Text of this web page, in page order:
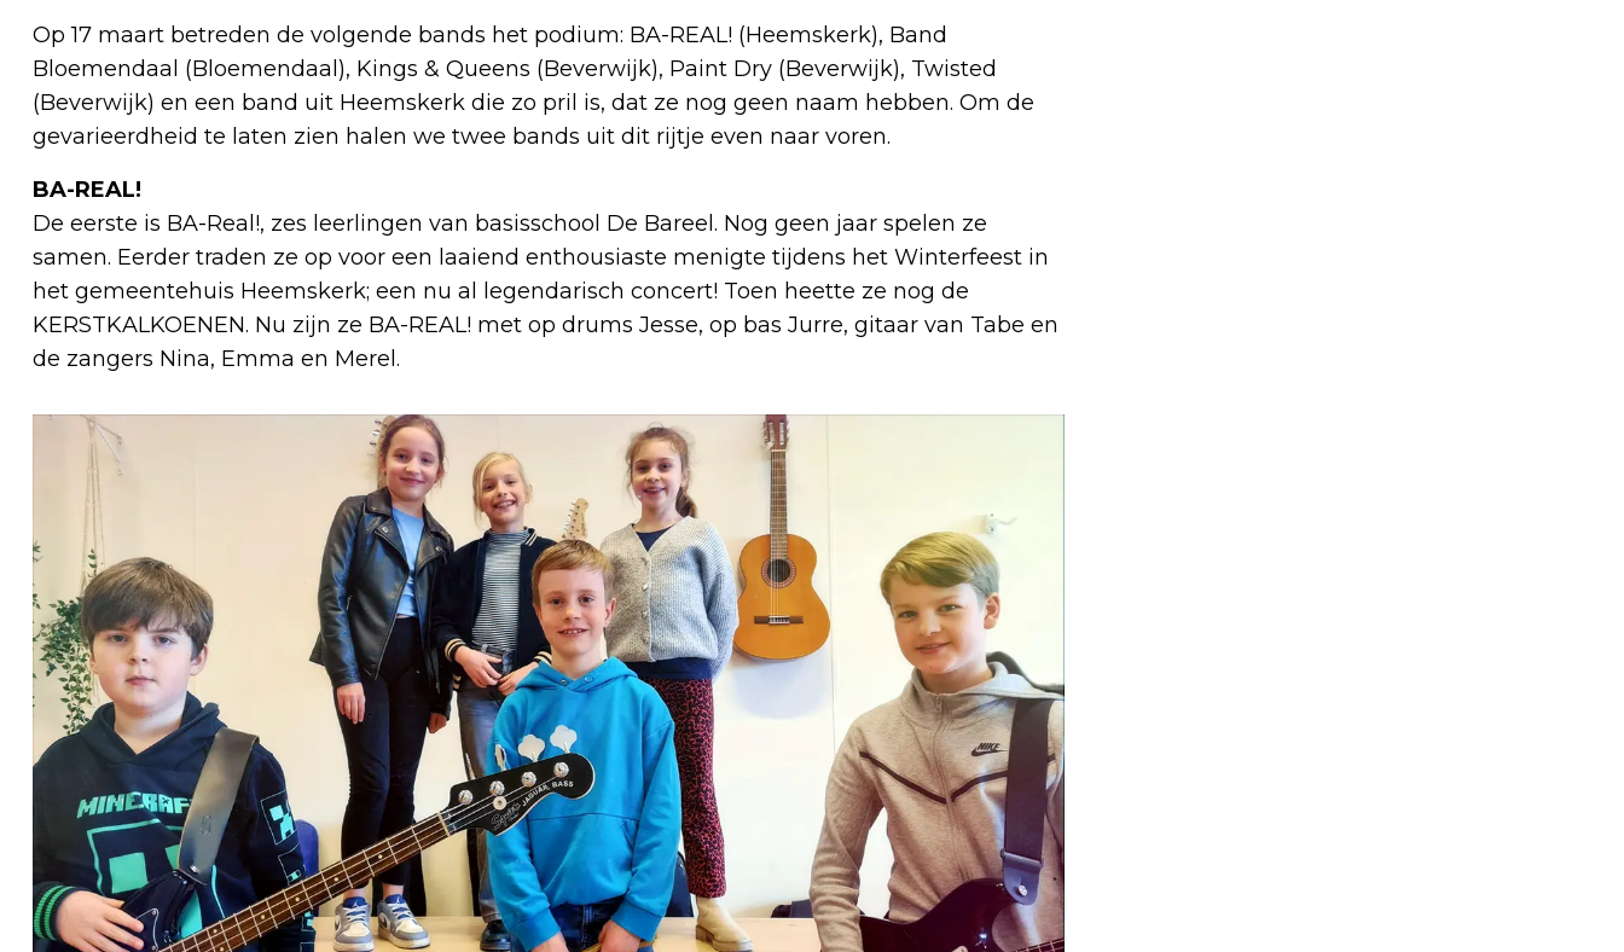
Op 17 maart betreden de volgende bands het podium: BA-REAL! (Heemskerk), Band
Bloemendaal (Bloemendaal), Kings & Queens (Beverwijk), Paint Dry (Beverwijk), Twisted
(Beverwijk) en een band uit Heemskerk die zo pril is, dat ze nog geen naam hebben. Om de
gevarieerdheid te laten zien halen we twee bands uit dit rijtje even naar voren.
BA-REAL!
De eerste is BA-Real!, zes leerlingen van basisschool De Bareel. Nog geen jaar spelen ze
samen. Eerder traden ze op voor een laaiend enthousiaste menigte tijdens het Winterfeest in
het gemeentehuis Heemskerk; een nu al legendarisch concert! Toen heette ze nog de
KERSTKALKOENEN. Nu zijn ze BA-REAL! met op drums Jesse, op bas Jurre, gitaar van Tabe en
de zangers Nina, Emma en Merel.